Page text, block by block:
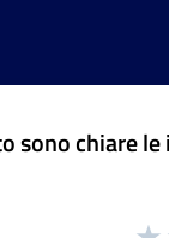
sono chiare